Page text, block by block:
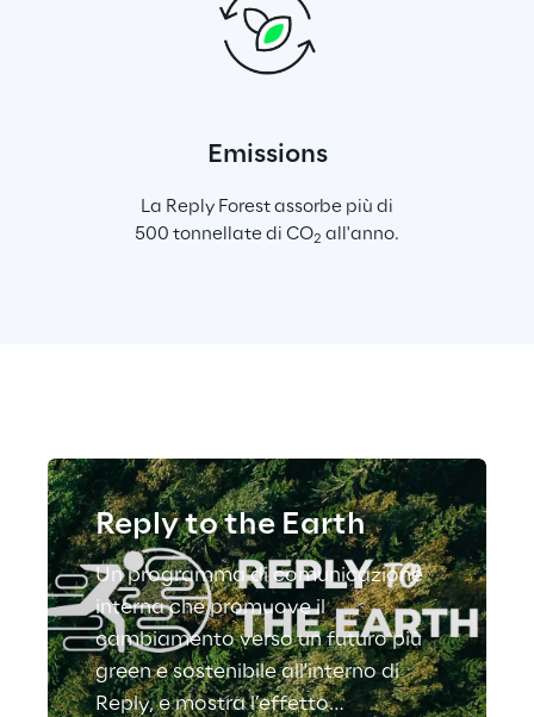
Emissions
La Reply Forest assorbe più di
500 tonnellate di CO2 all'anno.
Reply to the Earth
Un programma di comunicazione
interna che promuove il
cambiamento verso un futuro più
green e sostenibile all'interno di
Reply, e mostra l’effetto